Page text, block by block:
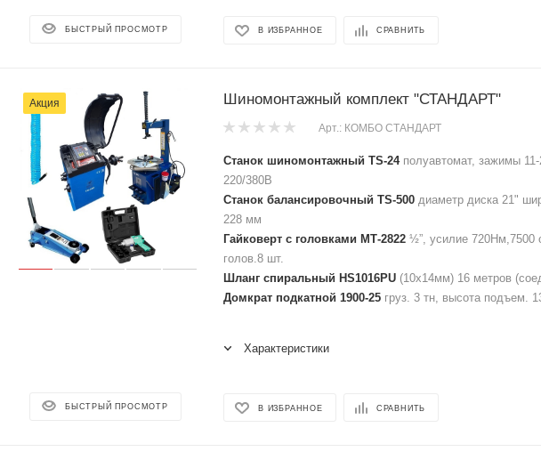
БЫСТРЫЙ ПРОСМОТР В ИЗБРАННОЕ СРАВНИТЬ
Акция
БЫСТРЫЙ ПРОСМОТР
Шиномонтажный комплект "СТАНДАРТ"
Арт.: КОМБО СТАНДАРТ
Станок шиномонтажный TS-24полуавтомат, зажимы 11-
220/380В
Станок балансировочный TS-500 диаметр диска 21"
228 мм
Гайковерт с головками МТ-2822 ½”, усилие 720Нм,7500
голов.8 шт.
Шланг спиральный HS1016PU (10х14мм) 16 метров
Домкрат подкатной 1900-25 груз. 3 тн, высота подъем.
Характеристики
В ИЗБРАННОЕ СРАВНИТЬ